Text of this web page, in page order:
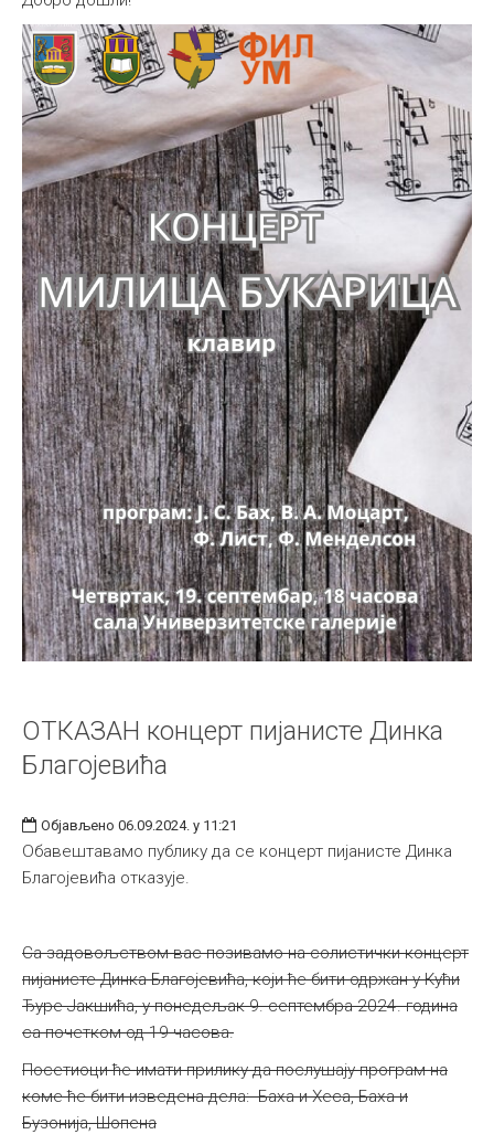
ОТКАЗАН концерт пијанисте Динка
Благојевића
Објављено 06.09.2024. у 11:21
Обавештавамо публику да се концерт пијанисте Динка
Благојевића отказује.
Са задовољством вас позивамо на солистички концерт
пијанисте Динка Благојевића, који ће бити одржан у Кући
Ђуре Јакшића, у понедељак 9. септембра 2024. година
са почетком од 19 часова.
Посетиоци ће имати прилику да послушају програм на
коме ће бити изведена дела: Баха и Хеса, Баха и
Бузонија, Шопена